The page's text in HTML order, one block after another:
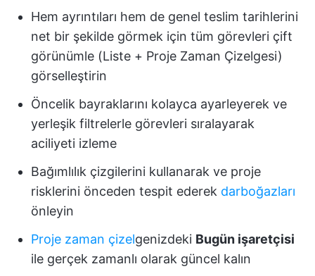
Hem ayrıntıları hem de genel teslim tarihlerini
net bir şekilde görmek için tüm görevleri çift
görünümle (Liste + Proje Zaman Çizelgesi)
görselleştirin
Öncelik bayraklarını kolayca ayarleyerek ve
yerleşik filtrelerle görevleri sıralayarak
aciliyeti izleme
Bağımlılık çizgilerini kullanarak ve proje
risklerini önceden tespit ederek darboğazları
önleyin
Proje zaman çizelgenizdeki Bugün işaretçisi
ile gerçek zamanlı olarak güncel kalın